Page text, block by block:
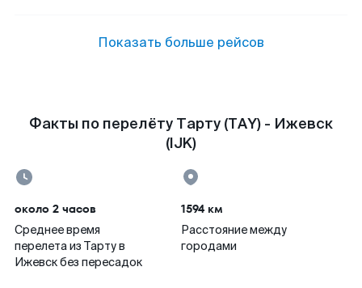
Показать больше рейсов
Факты по перелёту Тарту (TAY) - Ижевск
(IJK)
около 2 часов
Среднее время
перелета из Тарту в
Ижевск без пересадок
1594 км
Расстояние между
городами